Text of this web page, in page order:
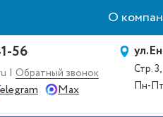
О
56
| Обратный звонок
Max
Стр.
Пн-Пт